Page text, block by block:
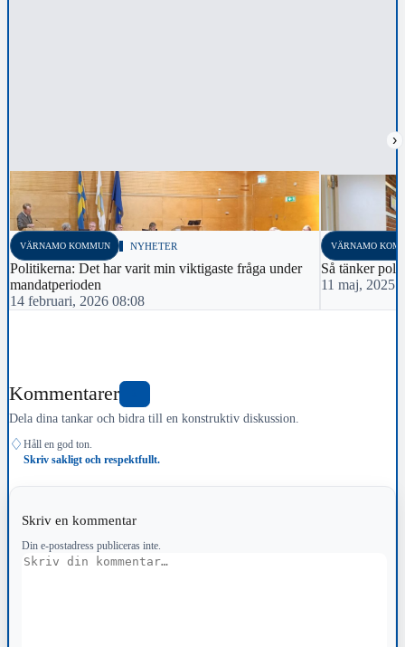
›
VÄRNAMO KOMMUN NYHETER
Politikerna: Det har varit min viktigaste fråga under
mandatperioden
14 februari, 2026 08:08
VÄRNAMO
Så tänker
11 maj, 2025
Kommentarer
Dela dina tankar och bidra till en konstruktiv diskussion.
♢ Håll en god ton.
Skriv sakligt och respektfullt.
Skriv en kommentar
Din e-postadress publiceras inte.
Kommentar